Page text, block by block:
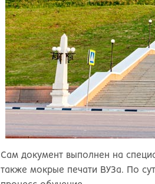
Сам документ выполнен на
также мокрые печати ВУЗа. По